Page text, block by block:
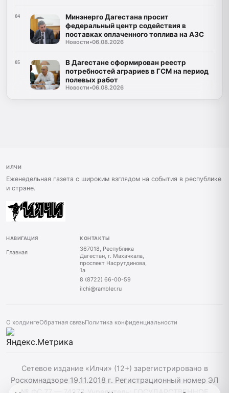
04
Минэнерго Дагестана просит
федеральный центр содействия в
поставках оплаченного топлива на АЗС
Новости•06.08.2026
05
В Дагестане сформирован реестр
потребностей аграриев в ГСМ на период
полевых работ
Новости•06.08.2026
ИЛЧИ
Еженедельная газета с широким взглядом на события в республике
и стране.
НАВИГАЦИЯ
Главная
КОНТАКТЫ
367018, Республика
Дагестан, г. Махачкала,
проспект Насрутдинова,
1а
8 (8722) 66-00-59
ilchi@rambler.ru
О холдингеОбратная связьПолитика конфиденциальности
Сетевое издание «Илчи» (12+) зарегистрировано в
Роскомнадзоре 19.11.2018 г. Регистрационный номер ЭЛ